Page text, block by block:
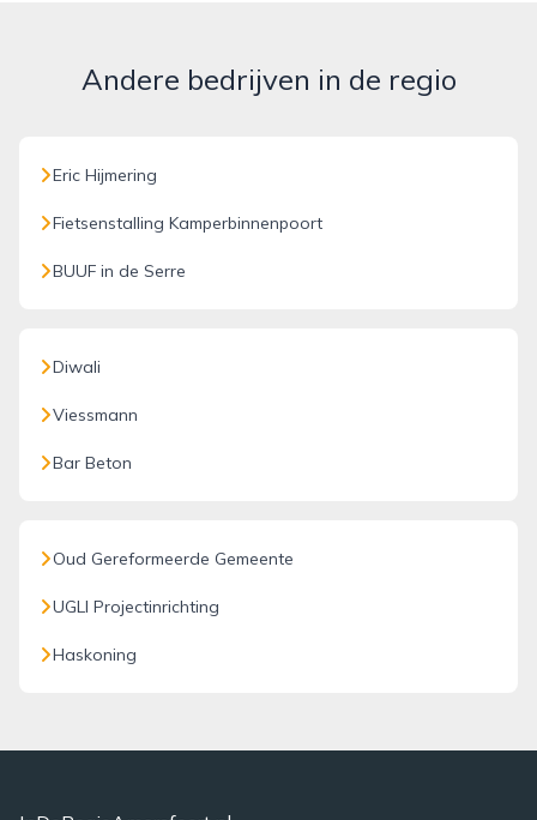
Andere bedrijven in de regio
Eric Hijmering
Fietsenstalling Kamperbinnenpoort
BUUF in de Serre
Diwali
Viessmann
Bar Beton
Oud Gereformeerde Gemeente
UGLI Projectinrichting
Haskoning